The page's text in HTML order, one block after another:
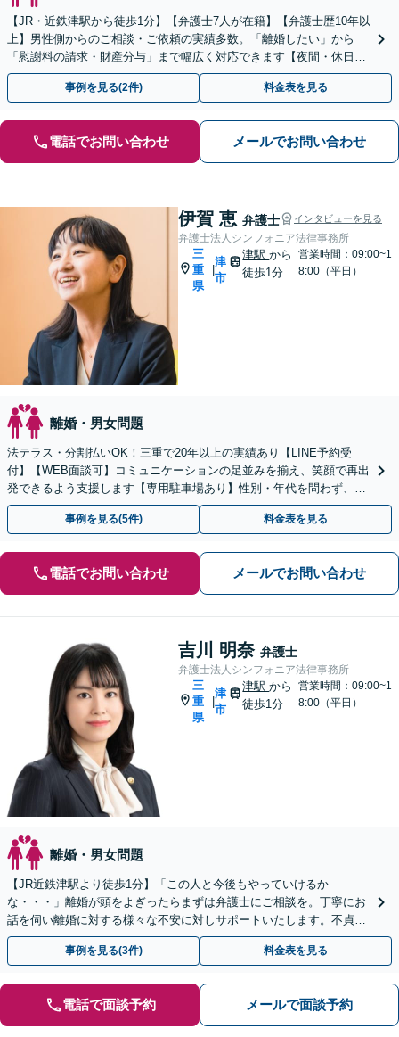
【JR・近鉄津駅から徒歩1分】【弁護士7人が在籍】【弁護士歴10年以
上】男性側からのご相談・ご依頼の実績多数。「離婚したい」から
「慰謝料の請求・財産分与」まで幅広く対応できます【夜間・休日の
相談可能】【LINEで相談予約】
事例を見る(2件) 料金表を見る
電話でお問い合わせ メールでお問い合わせ
伊賀 恵 弁護士 インタビューを見る
弁護士法人シンフォニア法律事務所
三
重
県
|
津
市
津駅から
徒歩1分
営業時間：09:00~1
8:00（平日）
離婚・男女問題
法テラス・分割払いOK！三重で20年以上の実績あり【LINE予約受
付】【WEB面談可】コミュニケーションの足並みを揃え、笑顔で再出
発できるよう支援します【専用駐車場あり】性別・年代を問わず、幅
広いご相談に対応【完全個室】【お子さま同席可】
事例を見る(5件) 料金表を見る
電話でお問い合わせ メールでお問い合わせ
吉川 明奈 弁護士
弁護士法人シンフォニア法律事務所
三
重
県
|
津
市
津駅から
徒歩1分
営業時間：09:00~1
8:00（平日）
離婚・男女問題
【JR近鉄津駅より徒歩1分】「この人と今後もやっていけるか
な・・・」離婚が頭をよぎったらまずは弁護士にご相談を。丁寧にお
話を伺い離婚に対する様々な不安に対しサポートいたします。不貞慰
謝料／財産分与／婚姻費用など幅広く対応可能◎
事例を見る(3件) 料金表を見る
電話で面談予約 メールで面談予約